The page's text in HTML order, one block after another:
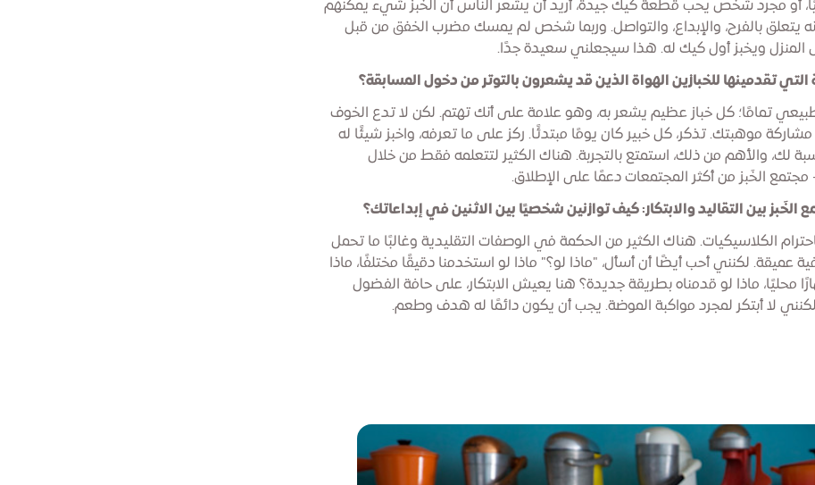
أو مجرد شخص يحب قطعة كيك جيدة، أريد أن يشعر الناس أن الخَبز شيء يمكنهم
إنه يتعلق بالفرح، والإبداع، والتواصل. وربما شخص لم يمسك مضرب الخفق من قبل
المنزل ويخبز أول كيك له. هذا سيجعلني سعيدة جدًا.
التي تقدمينها للخبازين الهواة الذين قد يشعرون بالتوتر من دخول المسابقة؟
طبيعي تمامًا؛ كل خباز عظيم يشعر به، وهو علامة على أنك تهتم. لكن لا تدع الخوف
موهبتك. تذكر، كل خبير كان يومًا مبتدئًا. ركز على ما تعرفه، واخبز شيئًا له
لك، والأهم من ذلك، استمتع بالتجربة. هناك الكثير لتتعلمه فقط من خلال
مجتمع الخَبز من أكثر المجتمعات دعمًا على الإطلاق.
الخَبز بين التقاليد والابتكار: كيف توازنين شخصيًا بين الاثنين في إبداعاتك؟
باحترام الكلاسيكيات. هناك الكثير من الحكمة في الوصفات التقليدية وغالبًا ما تحمل
عميقة. لكنني أحب أيضًا أن أسأل، "ماذا لو؟" ماذا لو استخدمنا دقيقًا مختلفًا، ماذا
محليًا، ماذا لو قدمناه بطريقة جديدة؟ هنا يعيش الابتكار، على حافة الفضول
لكنني لا أبتكر لمجرد مواكبة الموضة. يجب أن يكون دائمًا له هدف وطعم.